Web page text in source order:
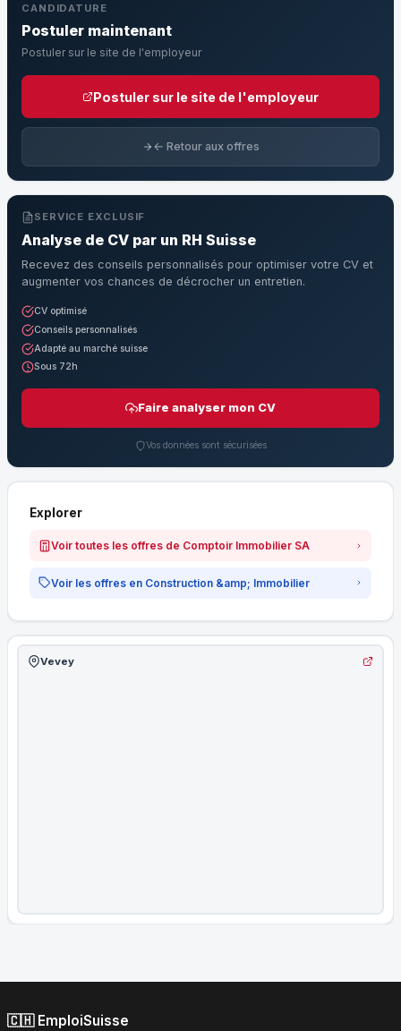
CANDIDATURE
Postuler maintenant
Postuler sur le site de l'employeur
Postuler sur le site de l'employeur
← Retour aux offres
SERVICE EXCLUSIF
Analyse de CV par un RH Suisse
Recevez des conseils personnalisés pour optimiser votre CV et
augmenter vos chances de décrocher un entretien.
CV optimisé
Conseils personnalisés
Adapté au marché suisse
Sous 72h
Faire analyser mon CV
Vos données sont sécurisées
Explorer
Voir toutes les offres de Comptoir Immobilier SA
Voir les offres en Construction &amp; Immobilier
Vevey
🇨🇭 EmploiSuisse